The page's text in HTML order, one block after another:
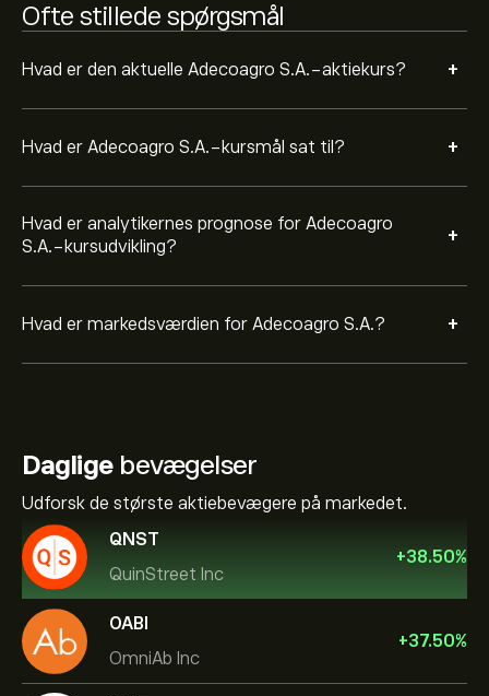
Ofte stillede spørgsmål
Hvad er den aktuelle Adecoagro S.A.-aktiekurs? +
Hvad er Adecoagro S.A.-kursmål sat til? +
Hvad er analytikernes prognose for Adecoagro
S.A.-kursudvikling?
+
Hvad er markedsværdien for Adecoagro S.A.? +
Dagligebevægelser
Udforsk de største aktiebevægere på markedet.
QNST
QuinStreet Inc
+38.50%
OABI
OmniAb Inc
+37.50%